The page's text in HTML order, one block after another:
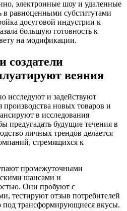
электронные шоу и удаленные
в равноценными субститутами
досуговой индустрии к
большую готовность к
на модификации.
создатели
веяния
исследуют и задействуют
производства новых товаров и
в исследования
предугадать будущие течения в
личных трендов делается
стремящихся к
промежуточными
шансами и
Они пробуют с
тестируют отзыв потребителей
трансформирующиеся вкусы.